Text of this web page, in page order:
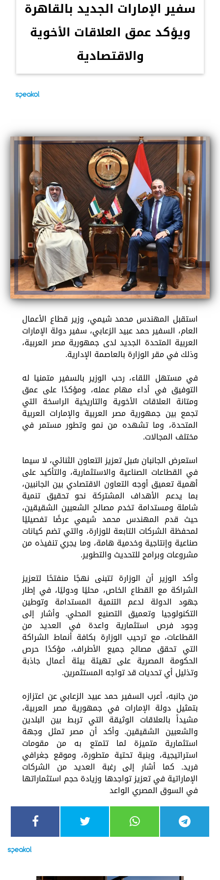
سفير الإمارات الجديد بالقاهرة
ويؤكد عمق العلاقات الأخوية
والاقتصادية
استقبل المهندس محمد شيمي، وزير قطاع الأعمال
العام، السفير حمد عبيد الزعابي، سفير دولة الإمارات
العربية المتحدة الجديد لدى جمهورية مصر العربية،
وذلك في مقر الوزارة بالعاصمة الإدارية.
في مستهل اللقاء، رحب الوزير بالسفير متمنيا له
التوفيق في أداء مهام عمله، ومؤكدًا على عمق
ومتانة العلاقات الأخوية والتاريخية الراسخة التي
تجمع بين جمهورية مصر العربية والإمارات العربية
المتحدة، وما تشهده من نمو وتطور مستمر في
مختلف المجالات.
استعرض الجانبان سُبل تعزيز التعاون الثنائي، لا سيما
في القطاعات الصناعية والاستثمارية، والتأكيد على
أهمية تعميق أوجه التعاون الاقتصادي بين الجانبين،
بما يدعم الأهداف المشتركة نحو تحقيق تنمية
شاملة ومستدامة تخدم مصالح الشعبين الشقيقين،
حيث قدم المهندس محمد شيمي عرضًا تفصيليًا
لمحفظة الشركات التابعة للوزارة، والتي تضم كيانات
صناعية وإنتاجية وخدمية هامة، وما يجري تنفيذه من
مشروعات وبرامج للتحديث والتطوير.
وأكد الوزير أن الوزارة تتبنى نهجًا منفتحًا لتعزيز
الشراكة مع القطاع الخاص، محليًا ودوليًا، في إطار
جهود الدولة لدعم التنمية المستدامة وتوطين
التكنولوجيا وتعميق التصنيع المحلي. وأشار إلى
وجود فرص استثمارية واعدة في العديد من
القطاعات، مع ترحيب الوزارة بكافة أنماط الشراكة
التي تحقق مصالح جميع الأطراف، مؤكدًا حرص
الحكومة المصرية على تهيئة بيئة أعمال جاذبة
وتذليل أي تحديات قد تواجه المستثمرين.
من جانبه، أعرب السفير حمد عبيد الزعابي عن اعتزازه
بتمثيل دولة الإمارات في جمهورية مصر العربية،
مشيداً بالعلاقات الوثيقة التي تربط بين البلدين
والشعبين الشقيقين. وأكد أن مصر تمثل وجهة
استثمارية متميزة لما تتمتع به من مقومات
استراتيجية، وبنية تحتية متطورة، وموقع جغرافي
فريد. كما أشار إلى رغبة العديد من الشركات
الإماراتية في تعزيز تواجدها وزيادة حجم استثماراتها
في السوق المصري الواعد